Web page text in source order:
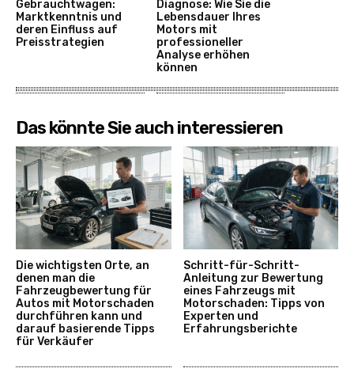
Gebrauchtwagen:
Marktkenntnis und
deren Einfluss auf
Preisstrategien
Diagnose: Wie Sie die
Lebensdauer Ihres
Motors mit
professioneller
Analyse erhöhen
können
Das könnte Sie auch interessieren
Die wichtigsten Orte, an
denen man die
Fahrzeugbewertung für
Autos mit Motorschaden
durchführen kann und
darauf basierende Tipps
für Verkäufer
Schritt-für-Schritt-
Anleitung zur Bewertung
eines Fahrzeugs mit
Motorschaden: Tipps von
Experten und
Erfahrungsberichte